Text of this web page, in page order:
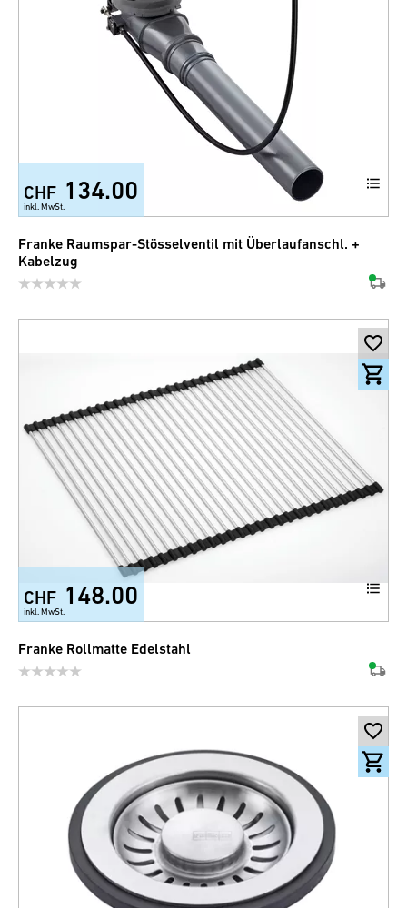
CHF 134.00
inkl. MwSt.
Franke Raumspar-Stösselventil mit Überlaufanschl. +
Kabelzug
CHF 148.00
inkl. MwSt.
Franke Rollmatte Edelstahl